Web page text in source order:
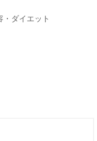
・ダイエット